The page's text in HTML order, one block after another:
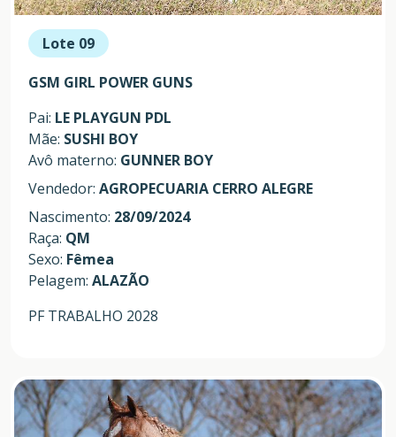
Lote 09
GSM GIRL POWER GUNS
Pai: LE PLAYGUN PDL
Mãe: SUSHI BOY
Avô materno: GUNNER BOY
Vendedor: AGROPECUARIA CERRO ALEGRE
Nascimento: 28/09/2024
Raça: QM
Sexo: Fêmea
Pelagem: ALAZÃO
PF TRABALHO 2028